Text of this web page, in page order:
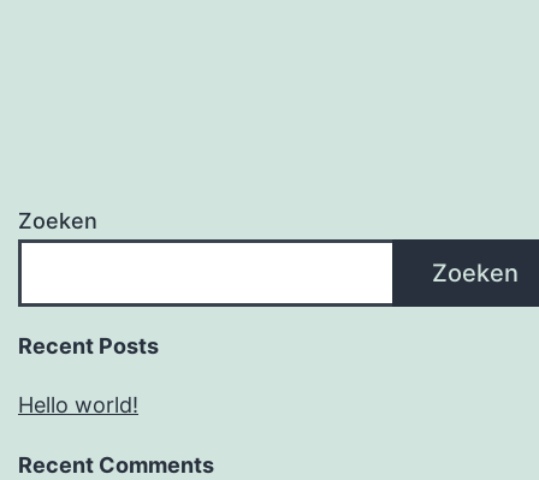
Zoeken
Zoeken
Recent Posts
Hello world!
Recent Comments